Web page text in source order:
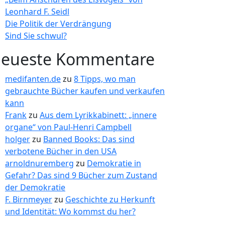
Leonhard F. Seidl
Die Politik der Verdrängung
Sind Sie schwul?
Kommentare
medifanten.dezu 8 Tipps, wo man
gebrauchte Bücher kaufen und verkaufen
kann
Frankzu Aus dem Lyrikkabinett: „innere
organe“ von Paul-Henri Campbell
holgerzu Banned Books: Das sind
verbotene Bücher in den USA
arnoldnuremberg zu Demokratie in
Gefahr? Das sind 9 Bücher zum Zustand
der Demokratie
F. Birnmeyerzu Geschichte zu Herkunft
und Identität: Wo kommst du her?